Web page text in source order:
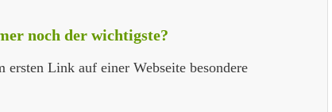
noch der wichtigste?
Link auf einer Webseite besondere